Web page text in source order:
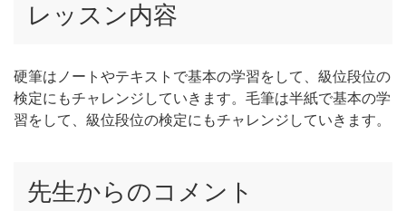
レッスン内容
硬筆はノートやテキストで基本の学習をして、級位段位の
検定にもチャレンジしていきます。毛筆は半紙で基本の学
習をして、級位段位の検定にもチャレンジしていきます。
先生からのコメント